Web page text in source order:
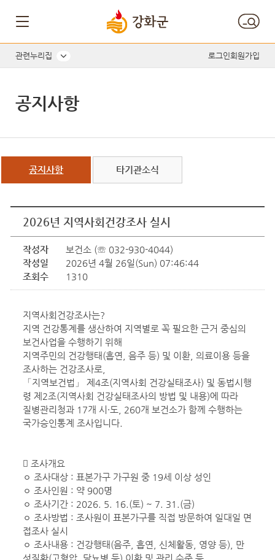
관련누리집 로그인회원가입
공지사항
공지사항 타기관소식
2026년 지역사회건강조사 실시
작성자
보건소 (☏ 032-930-4044)
작성일
2026년 4월 26일(Sun) 07:46:44
조회수
1310
지역사회건강조사는?
지역 건강통계를 생산하여 지역별로 꼭 필요한 근거 중심의
보건사업을 수행하기 위해
지역주민의 건강행태(흡연, 음주 등) 및 이환, 의료이용 등을
조사하는 건강조사로,
「지역보건법」 제4조(지역사회 건강실태조사) 및 동법시행
령 제2조(지역사회 건강실태조사의 방법 및 내용)에 따라
질병관리청과 17개 시·도, 260개 보건소가 함께 수행하는
국가승인통계 조사입니다.
󰏅 조사개요
ㅇ 조사대상 : 표본가구 가구원 중 19세 이상 성인
ㅇ 조사인원 : 약 900명
ㅇ 조사기간 : 2026. 5. 16.(토) ~ 7. 31.(금)
ㅇ 조사방법 : 조사원이 표본가구를 직접 방문하여 일대일 면
접조사 실시
ㅇ 조사내용 : 건강행태(음주, 흡연, 신체활동, 영양 등), 만